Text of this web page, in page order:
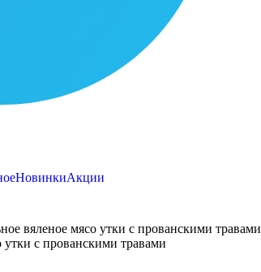
НовинкиАкции
вяленое мясо утки с прованскими травами